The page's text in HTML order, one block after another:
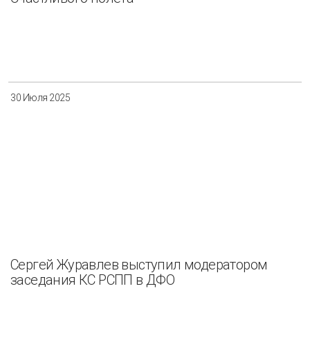
30 Июля 2025
Сергей Журавлев выступил модератором
заседания КС РСПП в ДФО